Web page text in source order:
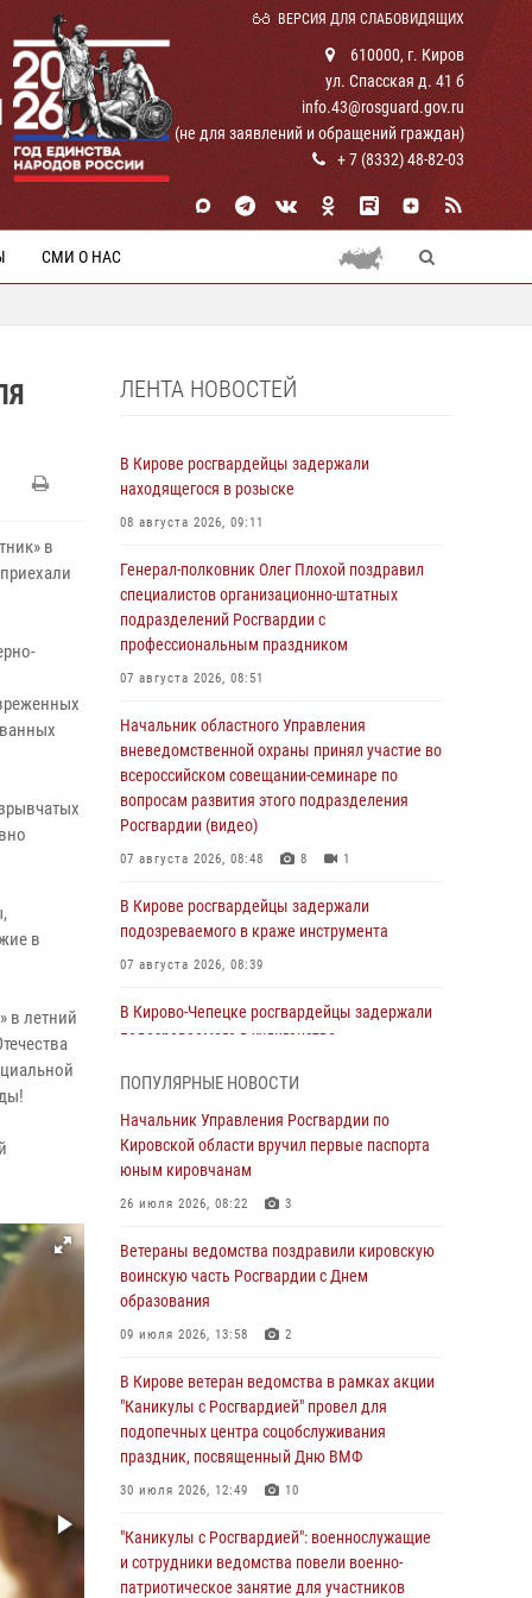
ВЕРСИЯ ДЛЯ СЛАБОВИДЯЩИХ
610000, г. Киров
ул. Спасская д. 41 б
info.43@rosguard.gov.ru
(не для заявлений и обращений граждан)
+ 7 (8332) 48-82-03
СМИ О НАС
в
в
в летний
ЛЕНТА НОВОСТЕЙ
В Кирове росгвардейцы задержали
находящегося в розыске
08 августа 2026, 09:11
Генерал-полковник Олег Плохой поздравил
специалистов организационно-штатных
подразделений Росгвардии с
профессиональным праздником
07 августа 2026, 08:51
Начальник областного Управления
вневедомственной охраны принял участие во
всероссийском совещании-семинаре по
вопросам развития этого подразделения
Росгвардии (видео)
07 августа 2026, 08:48 8 1
В Кирове росгвардейцы задержали
подозреваемого в краже инструмента
07 августа 2026, 08:39
В Кирово-Чепецке росгвардейцы задержали
подозреваемого в хулиганстве
Губернатор Кировской области Александр
Соколов вручил почетные знаки и грамоты
росгвардейцам (видео)
05 августа 2026, 11:00
В Кирове росгвардейцы задержали
подозреваемую в сбыте поддельной купюры
04 августа 2026, 09:30
подозреваемого в грабеже
03 августа 2026, 09:01
В Кирове росгвардейцы и ветераны
ведомства приняли участие в митинге в
03 августа 2026, 08:45 8
В Кирове росгвардейцы задержали
ПОПУЛЯРНЫЕ НОВОСТИ
Начальник Управления Росгвардии по
Кировской области вручил первые паспорта
юным кировчанам
26 июля 2026, 08:22 3
Ветераны ведомства поздравили кировскую
воинскую часть Росгвардии с Днем
образования
09 июля 2026, 13:58 2
В Кирове ветеран ведомства в рамках акции
"Каникулы с Росгвардией" провел для
подопечных центра соцобслуживания
праздник, посвященный Дню ВМФ
30 июля 2026, 12:49 10
"Каникулы с Росгвардией": военнослужащие
и сотрудники ведомства повели военно-
патриотическое занятие для участников